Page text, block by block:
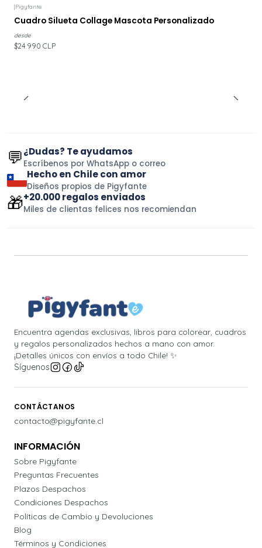
|Pigyfante
Cuadro Silueta Collage Mascota Personalizado
desde
$24.990 CLP
💬¿Dudas? Te ayudamos
Escríbenos por WhatsApp o correo
Hecho en Chile con amor
Diseños propios de Pigyfante
🎁+20.000 regalos enviados
Miles de clientas felices nos recomiendan
Encuentra agendas exclusivas, libros para colorear, cuadros
y regalos personalizados hechos a mano con amor.
¡Detalles únicos con envíos a todo Chile! ✨
Síguenos
CONTÁCTANOS
contacto@pigyfante.cl
INFORMACIÓN
Sobre Pigyfante
Preguntas Frecuentes
Plazos Despachos
Condiciones Despachos
Políticas de Cambio y Devoluciones
Blog
Términos y Condiciones